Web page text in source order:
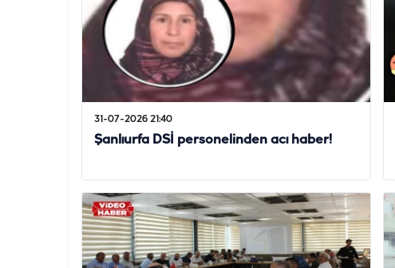
31-07-2026 21:40
Şanlıurfa DSİ personelinden acı haber!